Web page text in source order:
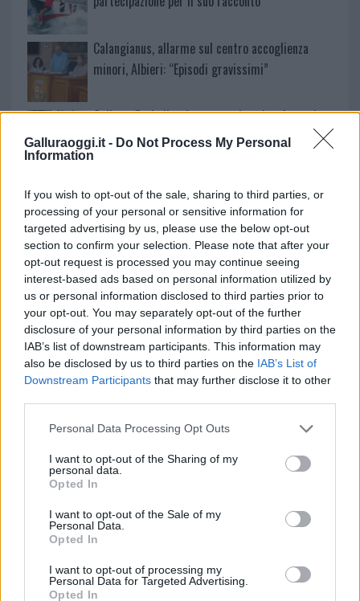
Galluraoggi.it - Do Not Process My Personal
Information
If you wish to opt-out of the sale, sharing to third parties, or
processing of your personal or sensitive information for
targeted advertising by us, please use the below opt-out
section to confirm your selection. Please note that after your
opt-out request is processed you may continue seeing
interest-based ads based on personal information utilized by
us or personal information disclosed to third parties prior to
your opt-out. You may separately opt-out of the further
disclosure of your personal information by third parties on the
IAB’s list of downstream participants. This information may
also be disclosed by us to third parties on the IAB’s List of
Downstream Participants that may further disclose it to other
Please note that this website/app uses one or more Google
not limited to your visit or usage behaviour. You may click to
grant or deny consent to Google and its third-party tags to
use your data for below specified purposes in below Google
consent section.
Personal Data Processing Opt Outs
I want to opt-out of the Sharing of my
personal data.
Opted In
I want to opt-out of the Sale of my
Personal Data.
Opted In
I want to opt-out of processing my
Personal Data for Targeted Advertising.
Opted In
Calangianus, allarme sul centro accoglienza
minori, Albieri: “Episodi gravissimi”
Gallura, finti clienti svuotano le suite: furto da
50mila nel resort
protagonisti
Test tunnel Olbia: rampe chiuse ancora fino a
fine agosto
Aggius conquista la classifica delle mete più
amate dell’estate 2026
NECROLOGIE
Mario Malu